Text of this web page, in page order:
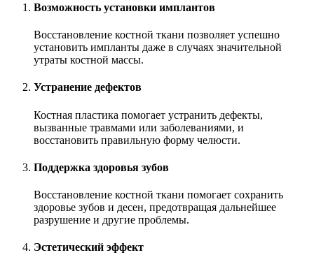
Возможность установки имплантов
Восстановление костной ткани позволяет успешно
установить импланты даже в случаях значительной
утраты костной массы.
Устранение дефектов
Костная пластика помогает устранить дефекты,
вызванные травмами или заболеваниями, и
восстановить правильную форму челюсти.
Поддержка здоровья зубов
Восстановление костной ткани помогает сохранить
здоровье зубов и десен, предотвращая дальнейшее
разрушение и другие проблемы.
Эстетический эффект